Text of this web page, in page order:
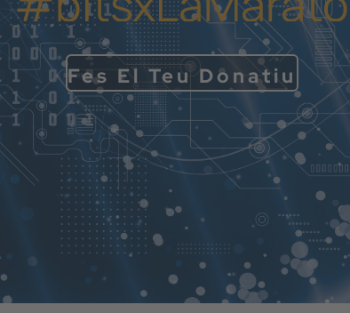
Fes El Teu Donatiu